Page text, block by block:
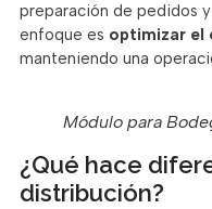
preparación de pedidos
enfoque es optimizar el
manteniendo una
Módulo para
¿Qué hace
distribución?